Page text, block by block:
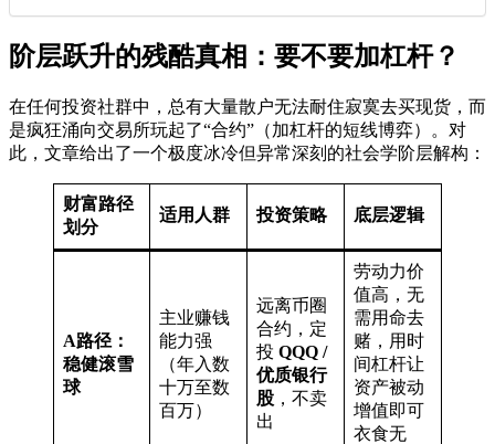
阶层跃升的残酷真相：要不要加杠杆？
在任何投资社群中，总有大量散户无法耐住寂寞去买现货，而
是疯狂涌向交易所玩起了“合约”（加杠杆的短线博弈）。对
此，文章给出了一个极度冰冷但异常深刻的社会学阶层解构：
财富路径
划分
适用人群 投资策略 底层逻辑
A路径：
稳健滚雪
球
主业赚钱
能力强
（年入数
十万至数
百万）
远离币圈
合约，定
投 QQQ /
优质银行
股 ，不卖
出
劳动力价
值高，无
需用命去
赌，用时
间杠杆让
资产被动
增值即可
衣食无